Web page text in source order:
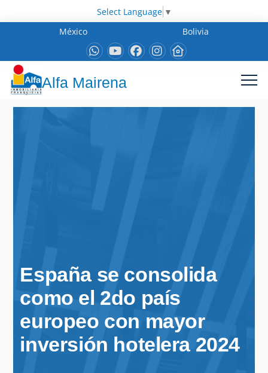
Select Language ▼
México
Bolivia
Alfa Mairena
España se consolida
como el 2do país
europeo con mayor
inversión hotelera 2024